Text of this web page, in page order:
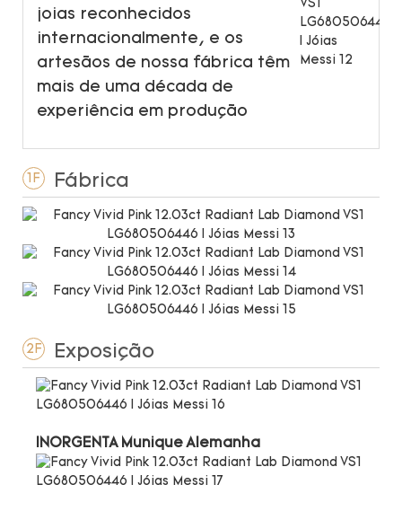
joias reconhecidos
internacionalmente, e os
artesãos de nossa fábrica têm
mais de uma década de
experiência em produção
1F Fábrica
2F Exposição
INORGENTA Munique Alemanha